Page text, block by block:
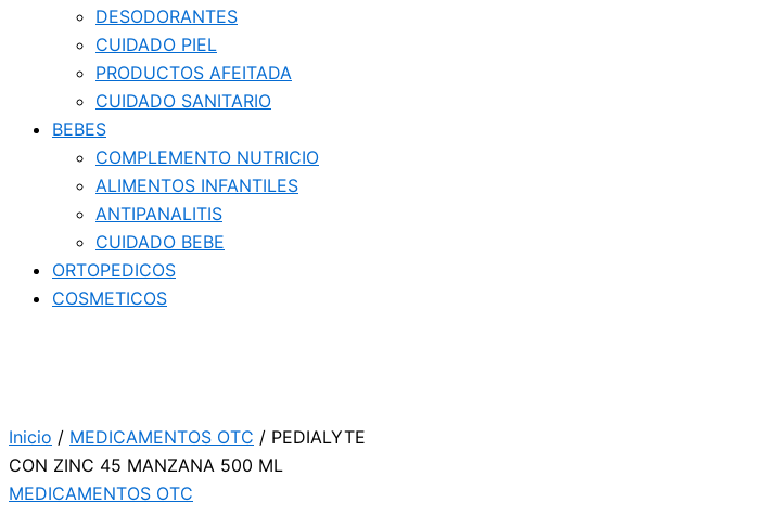
DESODORANTES
CUIDADO PIEL
PRODUCTOS AFEITADA
CUIDADO SANITARIO
BEBES
COMPLEMENTO NUTRICIO
ALIMENTOS INFANTILES
ANTIPANALITIS
CUIDADO BEBE
ORTOPEDICOS
COSMETICOS
Inicio / MEDICAMENTOS OTC / PEDIALYTE
CON ZINC 45 MANZANA 500 ML
MEDICAMENTOS OTC